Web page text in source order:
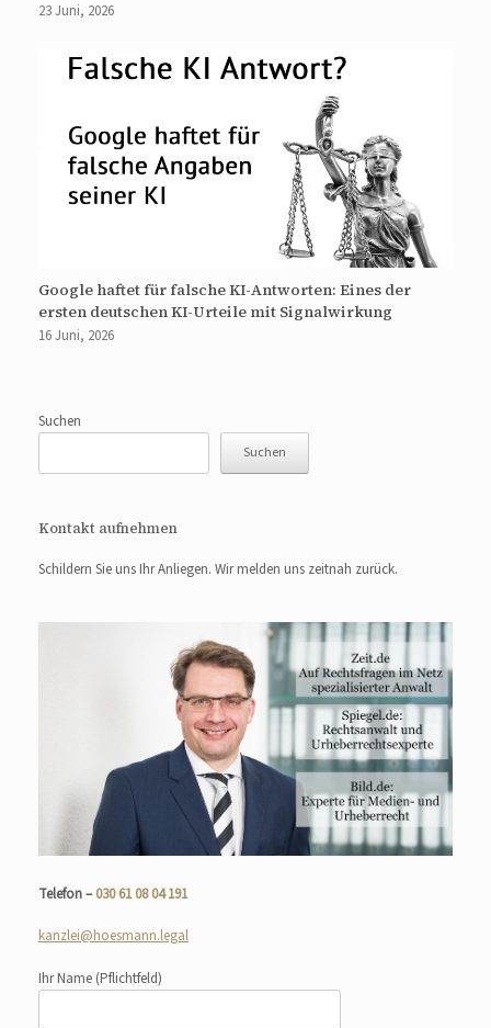
23 Juni, 2026
Google haftet für falsche KI-Antworten: Eines der
ersten deutschen KI-Urteile mit Signalwirkung
16 Juni, 2026
Suchen
Suchen
Kontakt aufnehmen
Schildern Sie uns Ihr Anliegen. Wir melden uns zeitnah zurück.
Telefon –030 61 08 04 191
kanzlei@hoesmann.legal
Ihr Name (Pflichtfeld)